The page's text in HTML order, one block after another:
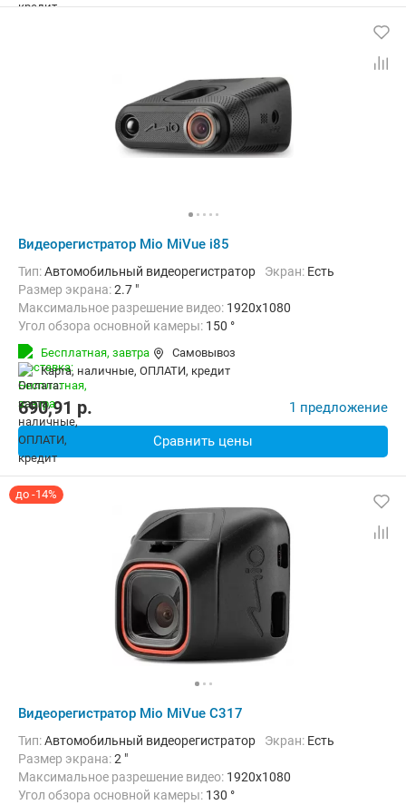
Видеорегистратор Mio MiVue i85
Тип:Автомобильный видеорегистратор Экран: Есть
Размер экрана:2.7 "
Максимальное разрешение видео: 1920x1080
Угол обзора основной камеры: 150 °
Количество каналов видео:
Дополнительно:
G-сенсор, GPS-приемник, Автоматическое
Бесплатная, завтра
Самовывоз
карта, наличные, ОПЛАТИ, кредит
690,91 p. 1 предложение
Сравнить цены
до -14%
Видеорегистратор Mio MiVue C317
Тип:Автомобильный видеорегистратор Экран: Есть
Размер экрана:2 "
Максимальное разрешение видео: 1920x1080
Угол обзора основной камеры: 130 °